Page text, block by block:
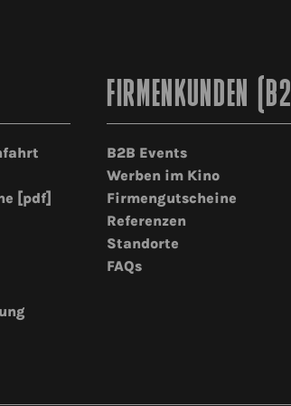
[pdf]
FIRMENKUNDEN
B2B Events
Werben im Kino
Firmengutscheine
Referenzen
Standorte
FAQs